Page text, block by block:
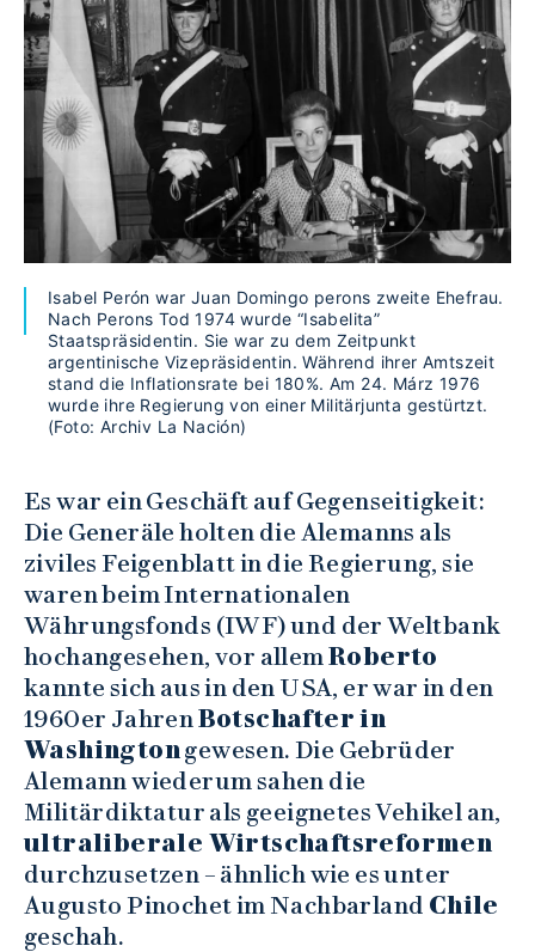
Isabel Perón war Juan Domingo perons zweite Ehefrau.
Nach Perons Tod 1974 wurde “Isabelita”
Staatspräsidentin. Sie war zu dem Zeitpunkt
argentinische Vizepräsidentin. Während ihrer Amtszeit
stand die Inflationsrate bei 180%. Am 24. Márz 1976
wurde ihre Regierung von einer Militärjunta gestürtzt.
(Foto: Archiv La Nación)
Es war ein Geschäft auf Gegenseitigkeit:
Die Generäle holten die Alemanns als
ziviles Feigenblatt in die Regierung, sie
waren beim Internationalen
Währungsfonds (IWF) und der Weltbank
hochangesehen, vor allem Roberto
kannte sich aus in den USA, er war in den
1960er Jahren Botschafter in
Washington gewesen. Die Gebrüder
Alemann wiederum sahen die
Militärdiktatur als geeignetes Vehikel an,
ultraliberale Wirtschaftsreformen
durchzusetzen – ähnlich wie es unter
Augusto Pinochet im Nachbarland Chile
geschah.